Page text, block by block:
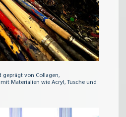
geprägt von Collagen,
Materialien wie Acryl, Tusche und